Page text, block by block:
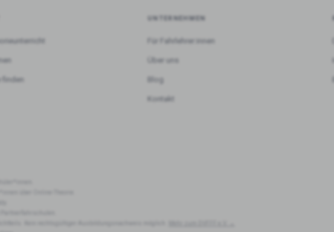
finden
UNTERNEHMEN
Für Fahrlehrer:innen
Über uns
Blog
Kontakt